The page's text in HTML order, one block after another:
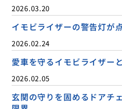
2026.03.20
イモビライザーの警告灯が
2026.02.24
愛車を守るイモビライザー
2026.02.05
玄関の守りを固めるドアチ